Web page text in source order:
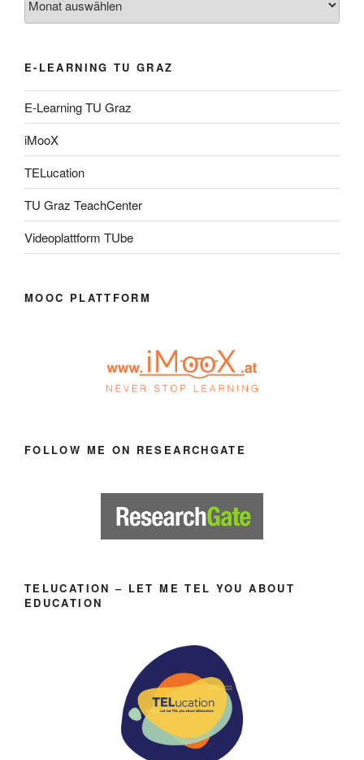
E-LEARNING TU GRAZ
E-Learning TU Graz
iMooX
TELucation
TU Graz TeachCenter
Videoplattform TUbe
MOOC PLATTFORM
FOLLOW ME ON RESEARCHGATE
TELUCATION – LET ME TEL YOU ABOUT
EDUCATION